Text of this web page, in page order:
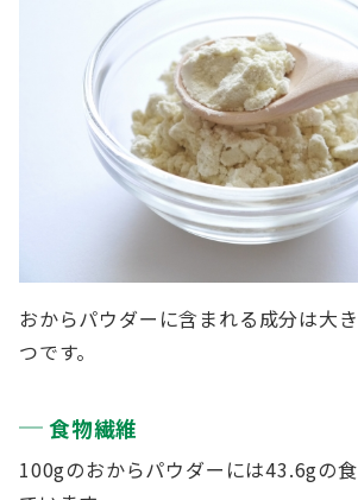
おからパウダーに含まれる成分は大
つです。
食物繊維
100gのおからパウダーには43.6gの